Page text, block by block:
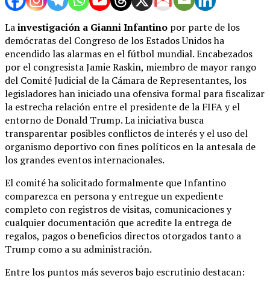
Lainvestigación a Gianni Infantino por parte de los
demócratas del Congreso de los Estados Unidos ha
encendido las alarmas en el fútbol mundial. Encabezados
por el congresista Jamie Raskin, miembro de mayor rango
del Comité Judicial de la Cámara de Representantes, los
legisladores han iniciado una ofensiva formal para fiscalizar
la estrecha relación entre el presidente de la FIFA y el
entorno de Donald Trump. La iniciativa busca
transparentar posibles conflictos de interés y el uso del
organismo deportivo con fines políticos en la antesala de
los grandes eventos internacionales.
El comité ha solicitado formalmente que Infantino
comparezca en persona y entregue un expediente
completo con registros de visitas, comunicaciones y
cualquier documentación que acredite la entrega de
regalos, pagos o beneficios directos otorgados tanto a
Trump como a su administración.
Entre los puntos más severos bajo escrutinio destacan: